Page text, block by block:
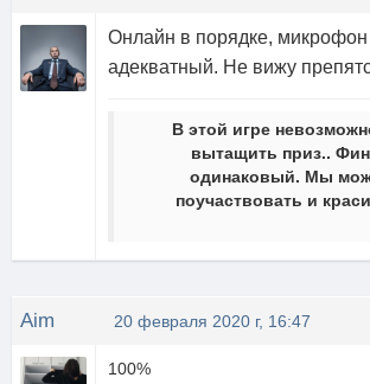
Онлайн в порядке, микрофон
адекватный. Не вижу
В этой игре
вытащить приз..
одинаковый. Мы
поучаствовать и
Aim 20 февраля 2020 г, 16:47
100%